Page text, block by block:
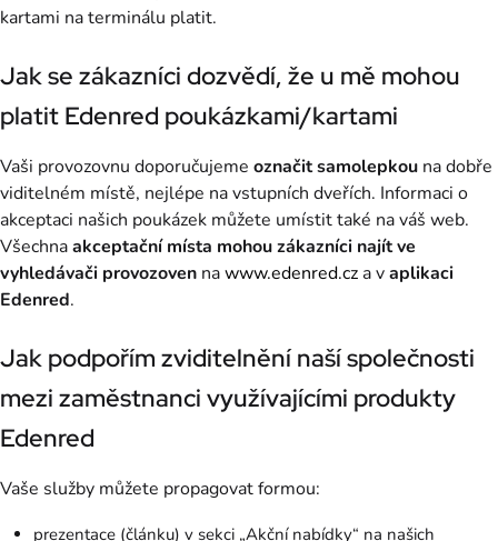
kartami na terminálu platit.
Jak se zákazníci dozvědí, že u mě mohou
platit Edenred poukázkami/kartami
Vaši provozovnu doporučujeme označit samolepkou na dobře
viditelném místě, nejlépe na vstupních dveřích. Informaci o
akceptaci našich poukázek můžete umístit také na váš web.
Všechnaakceptační místa mohou zákazníci najít ve
vyhledávači provozoven nawww.edenred.cz a vaplikaci
Edenred.
Jak podpořím zviditelnění naší společnosti
mezi zaměstnanci využívajícími produkty
Edenred
Vaše služby můžete propagovat formou:
prezentace (článku) v sekci „Akční nabídky“ na našich